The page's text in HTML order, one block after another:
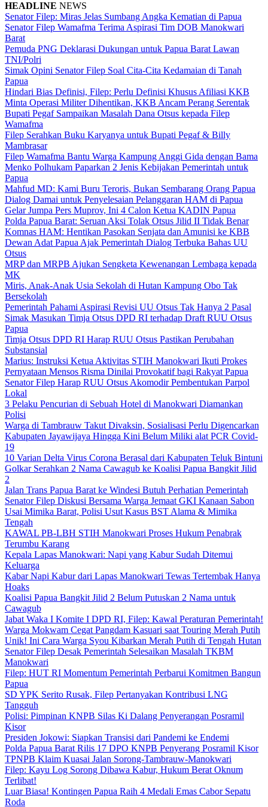
HEADLINE NEWS
Senator Filep: Miras Jelas Sumbang Angka Kematian di Papua
Senator Filep Wamafma Terima Aspirasi Tim DOB Manokwari
Barat
Pemuda PNG Deklarasi Dukungan untuk Papua Barat Lawan
TNI/Polri
Simak Opini Senator Filep Soal Cita-Cita Kedamaian di Tanah
Papua
Hindari Bias Definisi, Filep: Perlu Definisi Khusus Afiliasi KKB
Minta Operasi Militer Dihentikan, KKB Ancam Perang Serentak
Bupati Pegaf Sampaikan Masalah Dana Otsus kepada Filep
Wamafma
Filep Serahkan Buku Karyanya untuk Bupati Pegaf & Billy
Mambrasar
Filep Wamafma Bantu Warga Kampung Anggi Gida dengan Bama
Menko Polhukam Paparkan 2 Jenis Kebijakan Pemerintah untuk
Papua
Mahfud MD: Kami Buru Teroris, Bukan Sembarang Orang Papua
Dialog Damai untuk Penyelesaian Pelanggaran HAM di Papua
Gelar Jumpa Pers Muprov, Ini 4 Calon Ketua KADIN Papua
Polda Papua Barat: Seruan Aksi Tolak Otsus Jilid II Tidak Benar
Komnas HAM: Hentikan Pasokan Senjata dan Amunisi ke KBB
Dewan Adat Papua Ajak Pemerintah Dialog Terbuka Bahas UU
Otsus
MRP dan MRPB Ajukan Sengketa Kewenangan Lembaga kepada
MK
Miris, Anak-Anak Usia Sekolah di Hutan Kampung Obo Tak
Bersekolah
Pemerintah Pahami Aspirasi Revisi UU Otsus Tak Hanya 2 Pasal
Simak Masukan Timja Otsus DPD RI terhadap Draft RUU Otsus
Papua
Timja Otsus DPD RI Harap RUU Otsus Pastikan Perubahan
Substansial
Marius: Instruksi Ketua Aktivitas STIH Manokwari Ikuti Prokes
Pernyataan Mensos Risma Dinilai Provokatif bagi Rakyat Papua
Senator Filep Harap RUU Otsus Akomodir Pembentukan Parpol
Lokal
3 Pelaku Pencurian di Sebuah Hotel di Manokwari Diamankan
Polisi
Warga di Tambrauw Takut Divaksin, Sosialisasi Perlu Digencarkan
Kabupaten Jayawijaya Hingga Kini Belum Miliki alat PCR Covid-
19
10 Varian Delta Virus Corona Berasal dari Kabupaten Teluk Bintuni
Golkar Serahkan 2 Nama Cawagub ke Koalisi Papua Bangkit Jilid
2
Jalan Trans Papua Barat ke Windesi Butuh Perhatian Pemerintah
Senator Filep Diskusi Bersama Warga Jemaat GKI Kanaan Sabon
Usai Mimika Barat, Polisi Usut Kasus BST Alama & Mimika
Tengah
KAWAL PB-LBH STIH Manokwari Proses Hukum Penabrak
Terumbu Karang
Kepala Lapas Manokwari: Napi yang Kabur Sudah Ditemui
Keluarga
Kabar Napi Kabur dari Lapas Manokwari Tewas Tertembak Hanya
Hoaks
Koalisi Papua Bangkit Jilid 2 Belum Putuskan 2 Nama untuk
Cawagub
Jabat Waka I Komite I DPD RI, Filep: Kawal Peraturan Pemerintah!
Warga Mokwam Cegat Pangdam Kasuari saat Touring Merah Putih
Unik! Ini Cara Warga Syou Kibarkan Merah Putih di Tengah Hutan
Senator Filep Desak Pemerintah Selesaikan Masalah TKBM
Manokwari
Filep: HUT RI Momentum Pemerintah Perbarui Komitmen Bangun
Papua
SD YPK Serito Rusak, Filep Pertanyakan Kontribusi LNG
Tangguh
Polisi: Pimpinan KNPB Silas Ki Dalang Penyerangan Posramil
Kisor
Presiden Jokowi: Siapkan Transisi dari Pandemi ke Endemi
Polda Papua Barat Rilis 17 DPO KNPB Penyerang Posramil Kisor
TPNPB Klaim Kuasai Jalan Sorong-Tambrauw-Manokwari
Filep: Kayu Log Sorong Dibawa Kabur, Hukum Berat Oknum
Terlibat!
Luar Biasa! Kontingen Papua Raih 4 Medali Emas Cabor Sepatu
Roda